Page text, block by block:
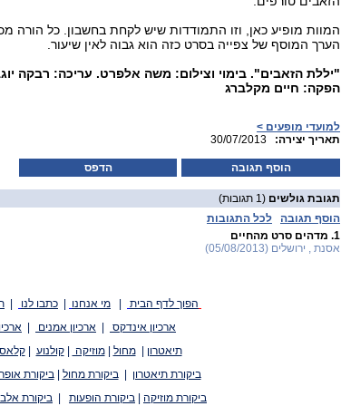
המוות מופיע כאן, וזו התמודדות שיש לקחת בחשבון. כל הורה
הערך המוסף של צפייה בסרט כזה הוא גבוה לאין שיעור.
"יללת הזאבים". בימוי וצילום: משה אלפרט. עריכה: רבקה
הפקה: חיים מקלברג
למועדי מופעים >
30/07/2013
:תאריך יצירה
הדפס הוסף תגובה
תגובת גולשים (1 תגובות)
הוסף תגובה
לכל התגובות
1. מדהים סרט מהחיים
אסנת , ירושלים (05/08/2013)
הפוך לדף הבית מי אנחנו כתבו לנו
ארכיון אינדקס
ארכיון אמנים
תיאטרון
|מחול |מוזיקה |קולנוע |
ביקורת תיאטרון
|ביקורת מחול |ביקורת
ביקורת מוזיקה
ביקורת הופעות ביקורת